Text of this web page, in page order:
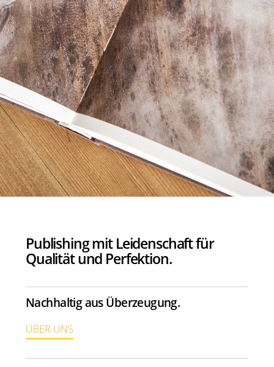
Publishing mit Leidenschaft für
Qualität und Perfektion.
Nachhaltig aus Überzeugung.
ÜBER UNS